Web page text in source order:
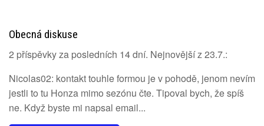
Obecná diskuse
2 příspěvky za posledních 14 dní. Nejnovější z 23.7.:
Nicolas02: kontakt touhle formou je v pohodě, jenom nevím
jestli to tu Honza mimo sezónu čte. Tipoval bych, že spíš
ne. Když byste mi napsal email...